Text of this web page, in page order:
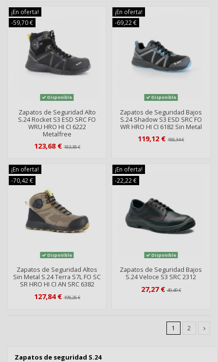
¡En oferta!
-59,70 €
Disponible
Zapatos de Seguridad Alto
S.24 Rocket S3 ESD SRC FO
WRU HRO HI CI 6222
Metalfree
123,68 €183,38 €
¡En oferta!
-69,22 €
Disponible
Zapatos de Seguridad Bajos
S.24 Shadow S3 ESD SRC FO
WR HRO HI CI 6182 Sin Metal
119,12 €188,34 €
¡En oferta!
-70,42 €
Disponible
Zapatos de Seguridad Altos
Sin Metal S.24 Terra S7L FO SC
SR HRO HI CI AN SRC 6382
127,84 €198,26 €
¡En oferta!
-22,22 €
Disponible
Zapatos de Seguridad Bajos
S.24 Veloce S3 SRC 2312
27,27 €49,49 €
1 2
Zapatos de seguridad S.24